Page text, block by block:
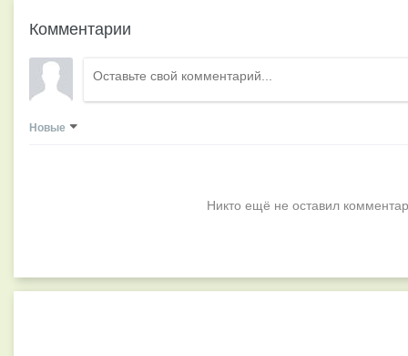
Комментарии
Новые
Никто ещё не оставил